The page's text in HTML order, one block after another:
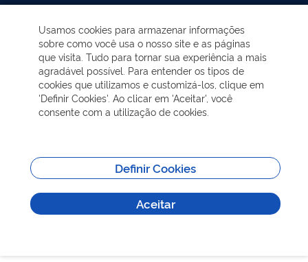
EDUCAÇÃO AMBIENTAL
NOTÍCIAS
VISITAÇÃO
MAIS INFORMAÇÕES
Usamos cookies para armazenar informações
sobre como você usa o nosso site e as páginas
que visita. Tudo para tornar sua experiência a mais
agradável possível. Para entender os tipos de
cookies que utilizamos e customizá-los, clique em
'Definir Cookies'. Ao clicar em 'Aceitar', você
consente com a utilização de cookies.
Definir Cookies
Aceitar